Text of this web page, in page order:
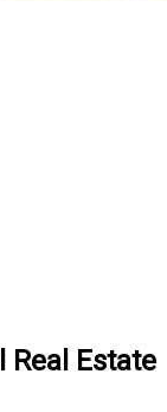
Real Estate